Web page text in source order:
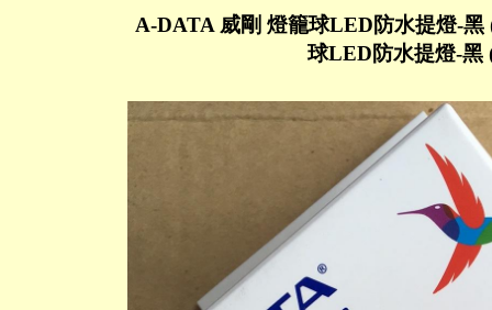
A-DATA 威剛 燈籠球LED防水提燈-
球LED防水提燈-黑